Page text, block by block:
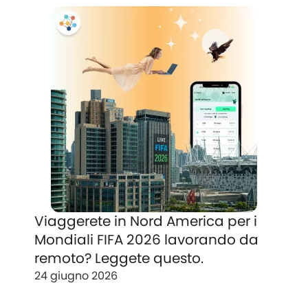
Viaggerete in Nord America per i
Mondiali FIFA 2026 lavorando da
remoto? Leggete questo.
24 giugno 2026